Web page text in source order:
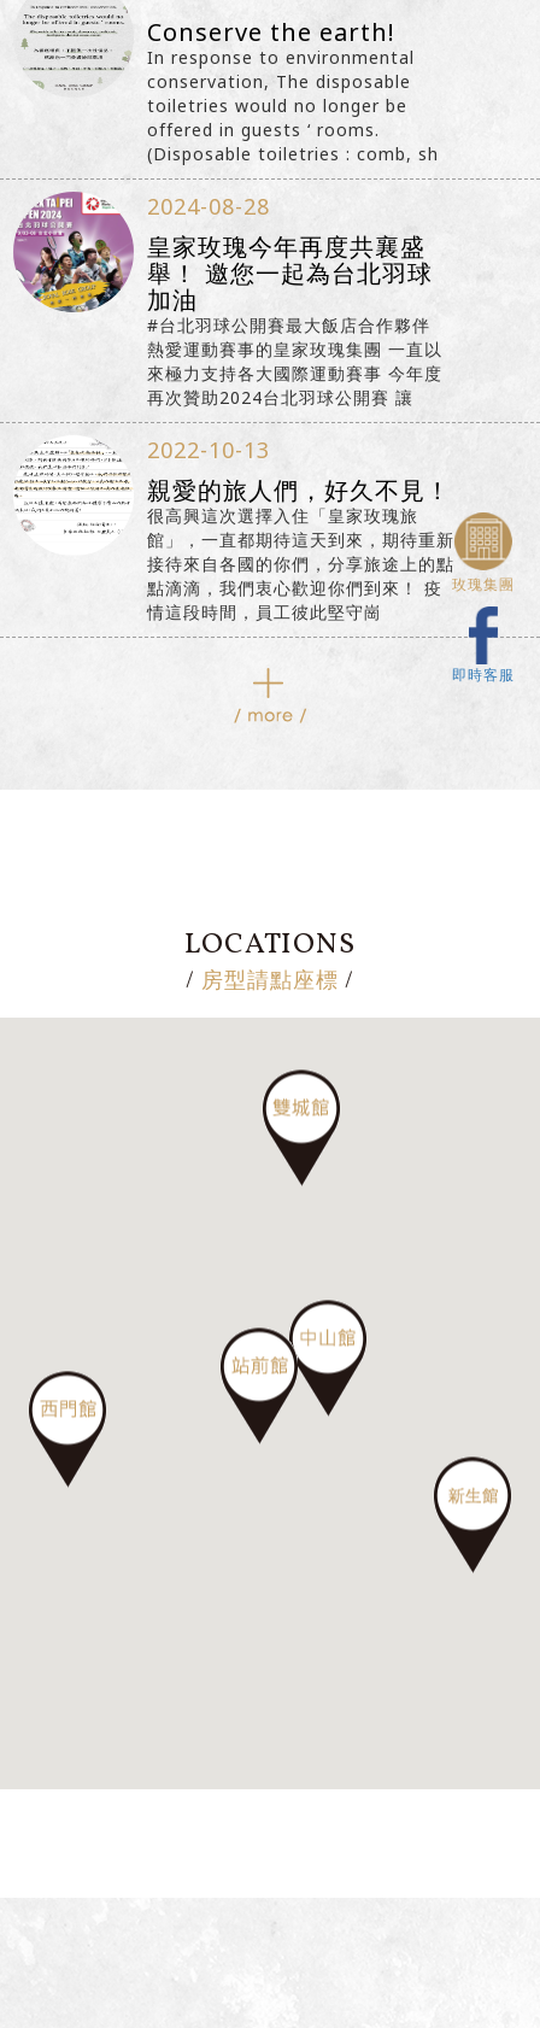
Conserve the earth!
In response to environmental
conservation, The disposable
toiletries would no longer be
offered in guests ‘ rooms.
(Disposable toiletries : comb, sh
2024-08-28
皇家玫瑰今年再度共襄盛
舉！ 邀您一起為台北羽球
加油
#台北羽球公開賽最大飯店合作夥伴
熱愛運動賽事的皇家玫瑰集團 一直以
來極力支持各大國際運動賽事 今年度
再次贊助2024台北羽球公開賽 讓
2022-10-13
親愛的旅人們，好久不見！
很高興這次選擇入住「皇家玫瑰旅
館」，一直都期待這天到來，期待重新
接待來自各國的你們，分享旅途上的點
點滴滴，我們衷心歡迎你們到來！ 疫
情這段時間，員工彼此堅守崗
LOCATIONS
/ 房型請點座標 /
玫瑰集團
即時客服